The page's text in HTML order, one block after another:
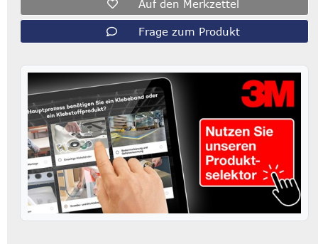
Auf den Merkzettel
Frage zum Produkt